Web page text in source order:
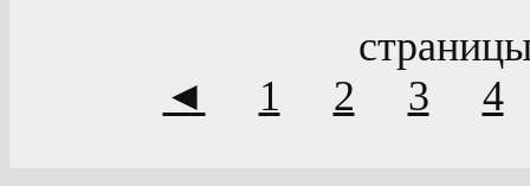
◄
1 2 3 4